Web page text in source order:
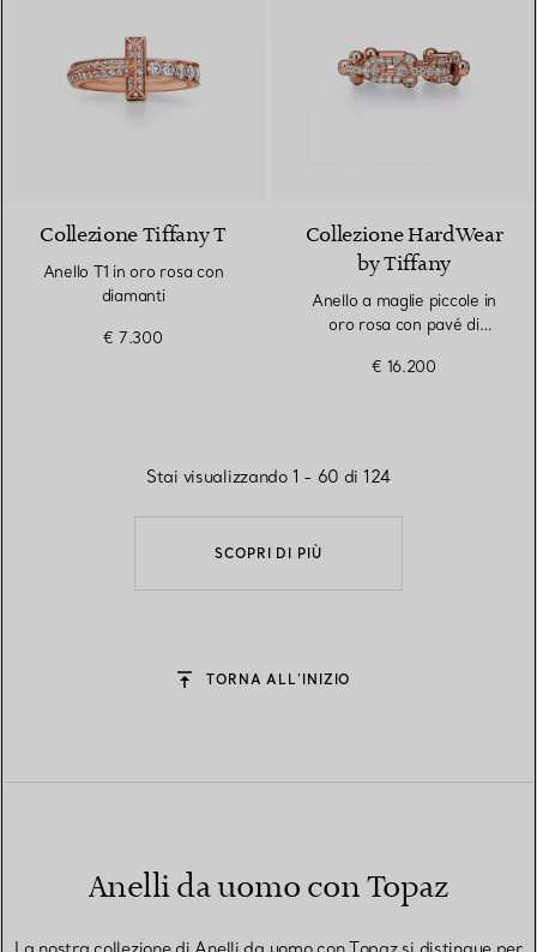
Collezione Tiffany T
Anello T1 in oro rosa con
diamanti
€ 7.300
Collezione HardWear
by Tiffany
Anello a maglie piccole in
oro rosa con pavé di
€ 16.200
SCOPRI DI PIÙ
Stai visualizzando 1 - 60 di 124
TORNA ALL’INIZIO
Anelli da uomo con Topaz